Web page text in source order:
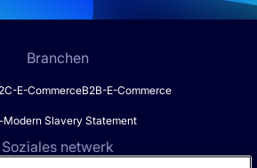
Branchen
E-CommerceB2B-E-Commerce
Modern Slavery Statement
Soziales netwerk